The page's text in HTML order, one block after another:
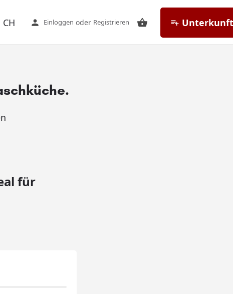
CH Einloggen oder Registrieren
für